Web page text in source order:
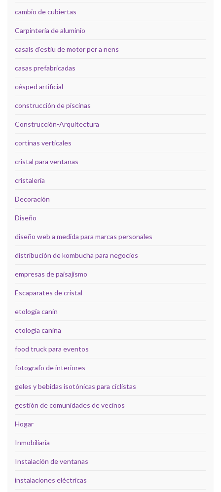
cambio de cubiertas
Carpintería de aluminio
casals d'estiu de motor per a nens
casas prefabricadas
césped artificial
construcción de piscinas
Construcción-Arquitectura
cortinas verticales
cristal para ventanas
cristalería
Decoración
Diseño
diseño web a medida para marcas personales
distribución de kombucha para negocios
empresas de paisajismo
Escaparates de cristal
etología canin
etología canina
food truck para eventos
fotografo de interiores
geles y bebidas isotónicas para ciclistas
gestión de comunidades de vecinos
Hogar
Inmobiliaria
Instalación de ventanas
instalaciones eléctricas